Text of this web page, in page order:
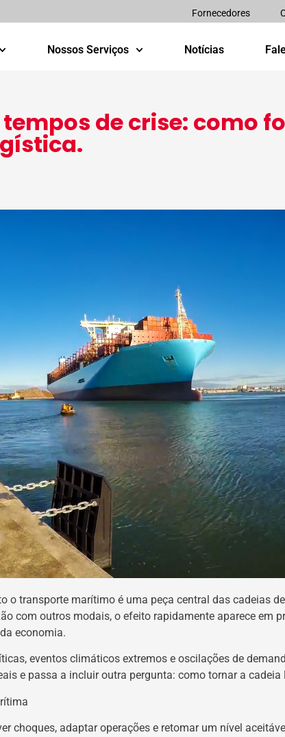
Fornecedores
Nossos Serviços Notícias
de crise: como
o transporte marítimo é uma peça central das cadeias
com outros modais, o efeito rapidamente aparece em
economia.
eventos climáticos extremos e oscilações de
e passa a incluir outra pergunta: como tornar a
choques, adaptar operações e retomar um nível